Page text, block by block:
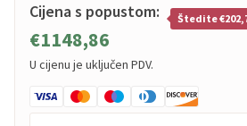
Cijena s popustom:
€1148,86
Štedite
U cijenu je uključen PDV.